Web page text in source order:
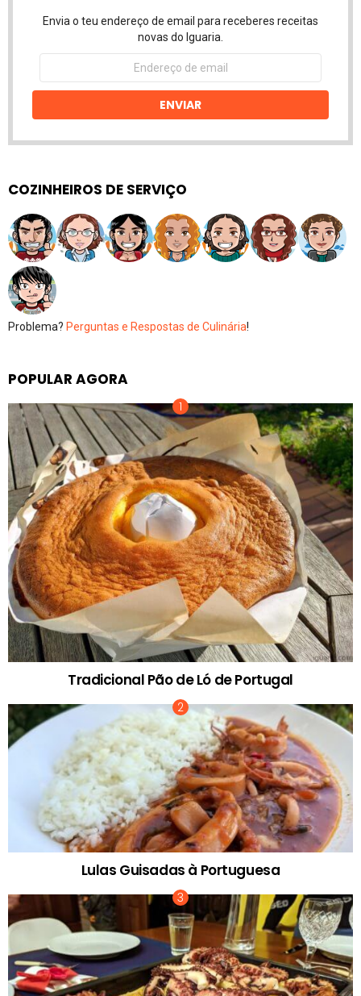
Envia o teu endereço de email para receberes receitas
novas do Iguaria.
Endereço
email
ENVIAR
COZINHEIROS DE SERVIÇO
Problema? Perguntas e Respostas de Culinária!
POPULAR AGORA
Tradicional Pão de Ló de Portugal
Lulas Guisadas à Portuguesa